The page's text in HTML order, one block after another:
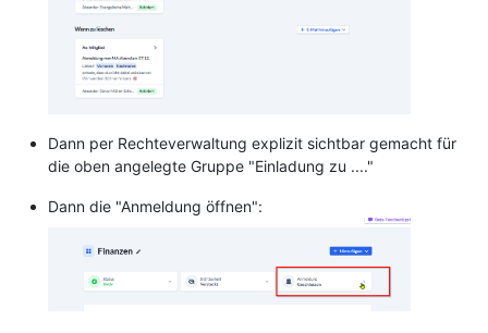
Dann per Rechteverwaltung explizit sichtbar gemacht für
die oben angelegte Gruppe "Einladung zu ...."
Dann die "Anmeldung öffnen":